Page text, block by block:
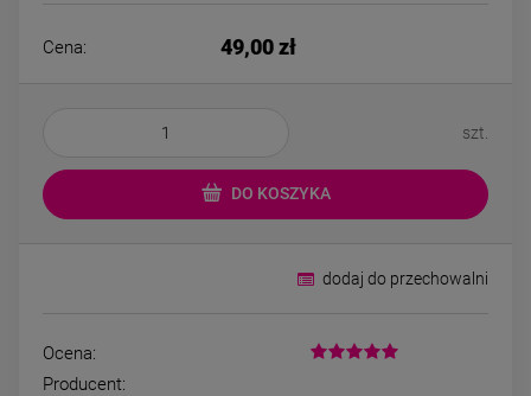
Cena: 49,00 zł
szt.
DO KOSZYKA
dodaj do przechowalni
Ocena:
Producent: